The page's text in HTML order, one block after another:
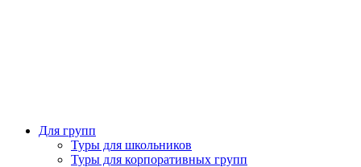
Для групп
Туры для школьников
Туры для корпоративных групп